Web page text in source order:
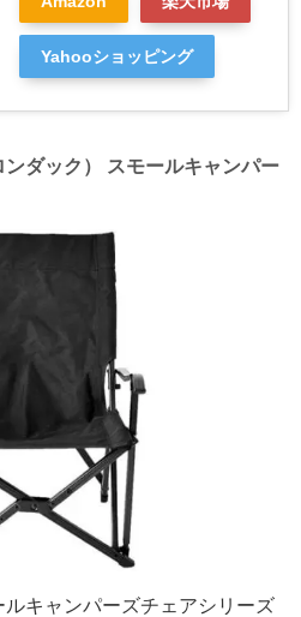
Yahooショッピング
ダック） スモールキャンパー
キャンパーズチェアシリーズ